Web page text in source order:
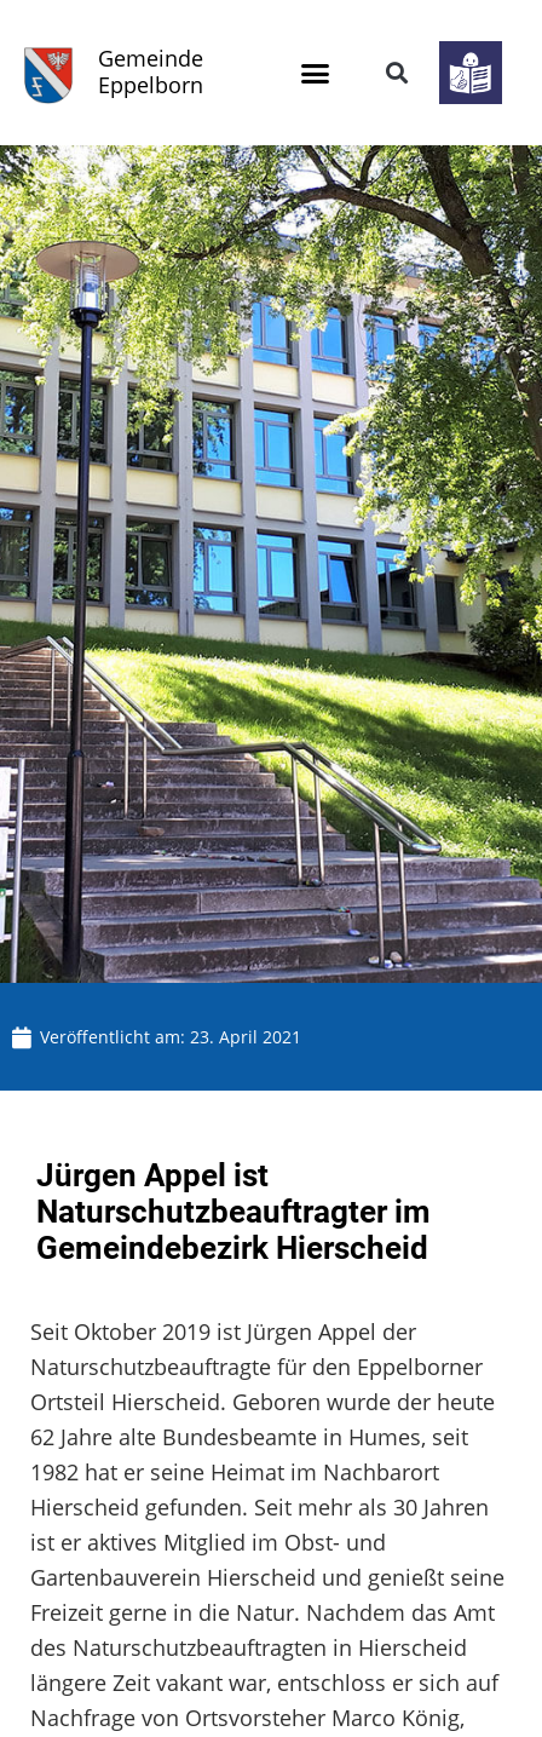
Gemeinde
Eppelborn
Veröffentlicht am: 23. April 2021
Jürgen Appel ist
Naturschutzbeauftragter im
Gemeindebezirk Hierscheid
Seit Oktober 2019 ist Jürgen Appel der
Naturschutzbeauftragte für den Eppelborner
Ortsteil Hierscheid. Geboren wurde der heute
62 Jahre alte Bundesbeamte in Humes, seit
1982 hat er seine Heimat im Nachbarort
Hierscheid gefunden. Seit mehr als 30 Jahren
ist er aktives Mitglied im Obst- und
Gartenbauverein Hierscheid und genießt seine
Freizeit gerne in die Natur. Nachdem das Amt
des Naturschutzbeauftragten in Hierscheid
längere Zeit vakant war, entschloss er sich auf
Nachfrage von Ortsvorsteher Marco König,